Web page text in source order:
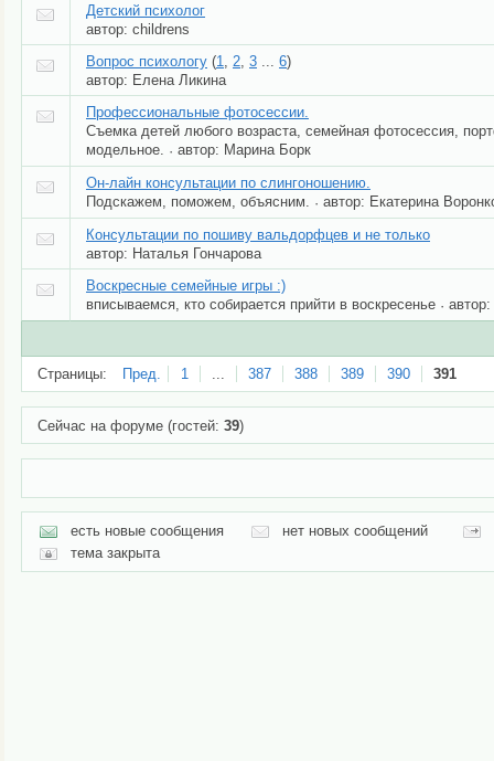
Детский психолог
автор: childrens
Вопрос психологу (1 2 3 6)
автор: Елена Ликина
Профессиональные фотосессии.
Съемка детей любого возраста, семейная фотосессия,
модельное. · автор: Марина Борк
Он-лайн консультации по слингоношению.
Подскажем, поможем, объясним.
· автор: Екатерина
Консультации по пошиву вальдорфцев и не только
автор: Наталья Гончарова
Воскресные семейные игры :)
вписываемся, кто собирается прийти в воскресенье · автор:
Страницы: Пред. 1 ... 387 388 389 390 391
Сейчас на форуме (гостей:39)
есть новые сообщения
нет новых сообщений
тема закрыта